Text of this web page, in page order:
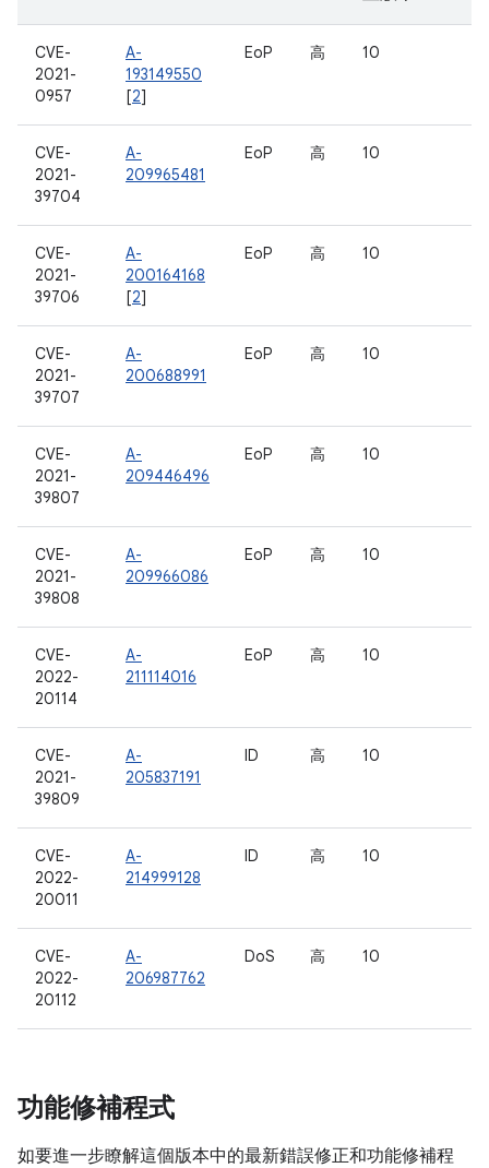
CVE-
2021-
0957
A-
193149550
[2]
EoP 高 10
CVE-
2021-
39704
A-
209965481
EoP 高 10
CVE-
2021-
39706
A-
200164168
[2]
EoP 高 10
CVE-
2021-
39707
A-
200688991
EoP 高 10
CVE-
2021-
39807
A-
209446496
EoP 高 10
CVE-
2021-
39808
A-
209966086
EoP 高 10
CVE-
2022-
20114
A-
211114016
EoP 高 10
CVE-
2021-
39809
A-
205837191
ID 高 10
CVE-
2022-
20011
A-
214999128
ID 高 10
CVE-
2022-
20112
A-
206987762
DoS 高 10
功能修補程式
如要進一步瞭解這個版本中的最新錯誤修正和功能修補程